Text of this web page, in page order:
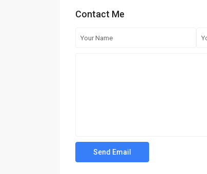
Contact Me